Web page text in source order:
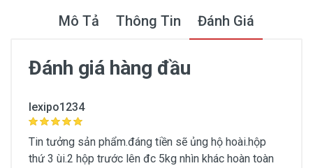
Mô Tả Thông Tin Đánh Giá
Thông Tin Chung
Thương hiệu
CENLY
Đánh giá hàng đầu
lexipo1234
Tin tưởng sản phẩm.đáng tiền sẽ ủng hộ hoài.hộp
thứ 3 ùi.2 hộp trước lên đc 5kg nhìn khác hoàn toàn